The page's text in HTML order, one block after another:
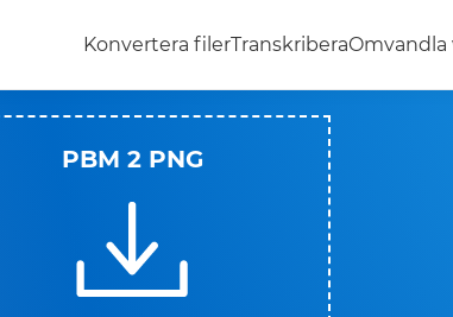
Konvertera filerTranskriberaOmvandla
PBM 2 PNG